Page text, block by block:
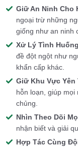
Giữ An Ninh Cho
ngoại trừ những
giống như an ninh
Xử Lý Tình
đề đột ngột như
khẩn cấp khác.
Giữ Khu Vực Yên
hỗn loạn, giúp
chủng.
Nhìn Theo Dõi
nhận biết và giải
Hợp Tác Cùng